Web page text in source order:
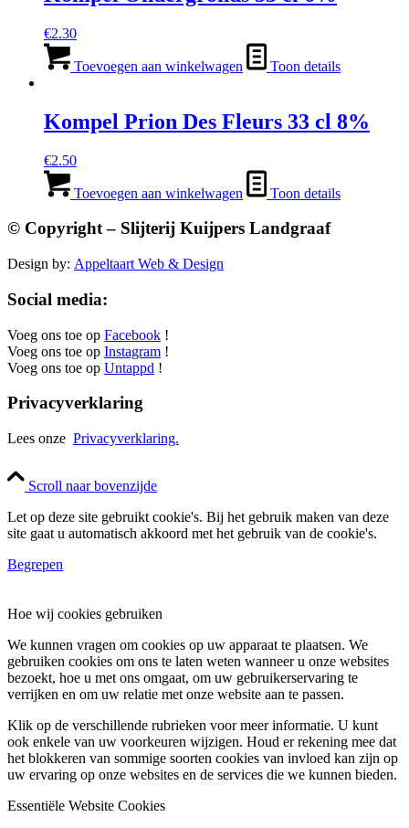
€2.30
Toevoegen aan winkelwagen Toon details
Kompel Prion Des Fleurs 33 cl 8%
€2.50
Toevoegen aan winkelwagen Toon details
© Copyright – Slijterij Kuijpers Landgraaf
Design by: Appeltaart Web & Design
Social media:
Voeg ons toe op Facebook !
Voeg ons toe op Instagram !
Voeg ons toe op Untappd !
Privacyverklaring
Lees onze Privacyverklaring.
Scroll naar bovenzijde
Let op deze site gebruikt cookie's. Bij het gebruik maken van deze
site gaat u automatisch akkoord met het gebruik van de cookie's.
Begrepen
Hoe wij cookies gebruiken
We kunnen vragen om cookies op uw apparaat te plaatsen. We
gebruiken cookies om ons te laten weten wanneer u onze websites
bezoekt, hoe u met ons omgaat, om uw gebruikerservaring te
verrijken en om uw relatie met onze website aan te passen.
Klik op de verschillende rubrieken voor meer informatie. U kunt
ook enkele van uw voorkeuren wijzigen. Houd er rekening mee dat
het blokkeren van sommige soorten cookies van invloed kan zijn op
uw ervaring op onze websites en de services die we kunnen bieden.
Essentiële Website Cookies